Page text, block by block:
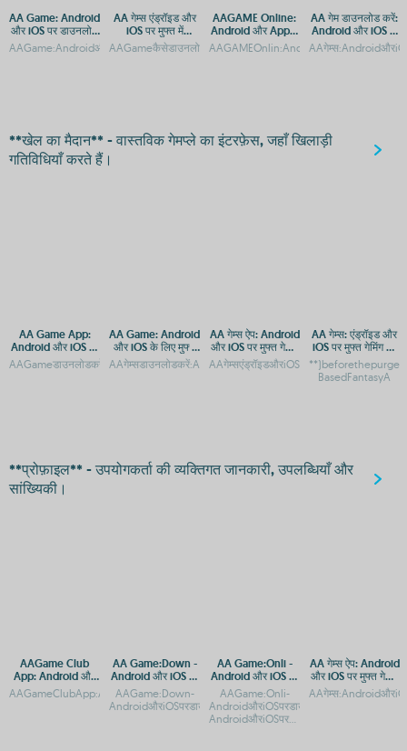
AA Game: Android
और iOS पर डाउनलोड
और एक्सेस गाइड
AA गेम्स एंड्रॉइड और
iOS पर मुफ्त में
डाउनलोड करें
AAGAME Online:
Android और Apple
पर एक्सेस करें, APP
और APK डाउनलोड
AA गेम डाउनलोड करें:
Android और iOS के
लिए मुफ्त गेमिंग ऐप
**खेल का मैदान** - वास्तविक गेमप्ले का इंटरफ़ेस, जहाँ खिलाड़ी
गतिविधियाँ करते हैं।
AA Game App:
Android और iOS पर
मुफ्त डाउनलोड और
एक्सेस
AA Game: Android
और iOS के लिए मुफ्त
डाउनलोड और प्ले
AA गेम्स ऐप: Android
और iOS पर मुफ्त गेमिंग
का आनंद
AA गेम्स: एंड्रॉइड और
iOS पर मुफ्त गेमिंग का
आनंद
BasedFantasyA
**प्रोफ़ाइल** - उपयोगकर्ता की व्यक्तिगत जानकारी, उपलब्धियाँ और
सांख्यिकी।
AAGame Club
App: Android और
iOS के लिए डाउनलोड
गाइड
AA Game:Down -
Android और iOS पर
डाउनलोड और एक्सेस
गाइड
AAGame:Down-
AndroidऔरiOSपरडाउनलोडऔरइंस्टॉलगाइड
AA Game:Onli -
Android और iOS पर
मुफ्त गेमिंग एप
AAGame:Onli-
AA गेम्स ऐप: Android
और iOS पर मुफ्त गेमिंग
का आनंद